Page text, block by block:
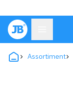
Assortiment